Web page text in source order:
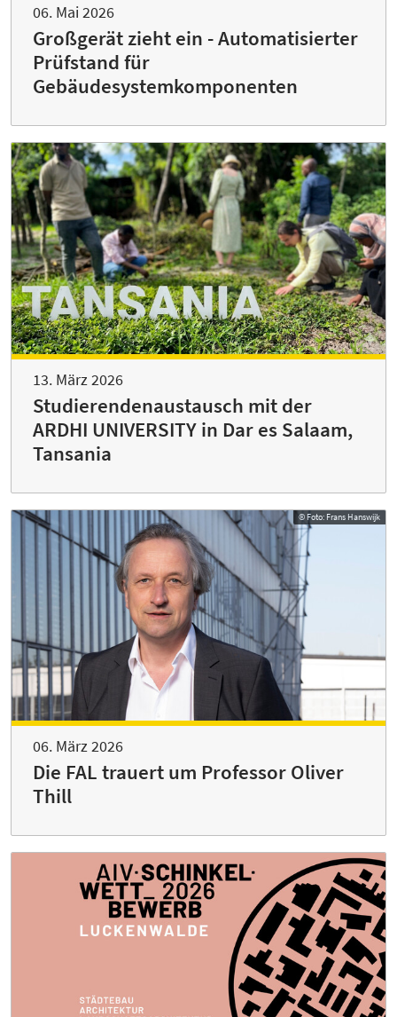
06. Mai 2026
Großgerät zieht ein - Automatisierter
Prüfstand für
Gebäudesystemkomponenten
13. März 2026
Studierendenaustausch mit der
ARDHI UNIVERSITY in Dar es Salaam,
Tansania
© Foto: Frans Hanswijk
06. März 2026
Die FAL trauert um Professor Oliver
Thill